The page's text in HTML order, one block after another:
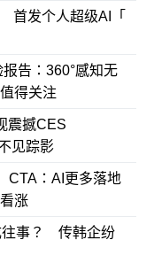
首发个人超级AI「
报告：360°感知无
得关注
震撼CES
见踪影
：AI更多落地
涨
往事？ 传韩企纷